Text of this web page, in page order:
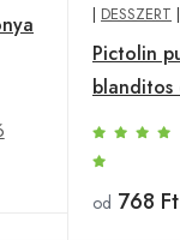
| DESSZERT |
Pictolin
blanditos
od 768 Ft